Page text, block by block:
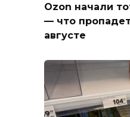
Ozon начали
— что
августе